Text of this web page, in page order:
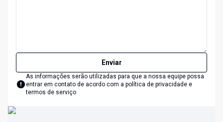
Enviar
As informações serão utilizadas para que a nossa equipe possa
entrar em contato de acordo com a política de privacidade e
termos de serviço